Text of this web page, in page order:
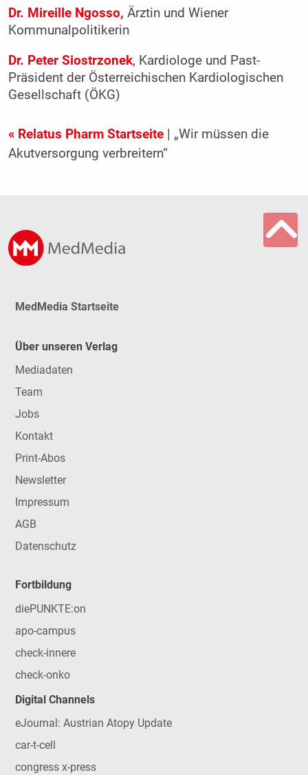
Dr. Mireille Ngosso, Ärztin und Wiener
Kommunalpolitikerin
Dr. Peter Siostrzonek, Kardiologe und Past-
Präsident der Österreichischen Kardiologischen
Gesellschaft (ÖKG)
« Relatus Pharm Startseite| „Wir müssen die
Akutversorgung verbreitern“
MedMedia Startseite
Über unseren Verlag
Mediadaten
Team
Jobs
Kontakt
Print-Abos
Newsletter
Impressum
AGB
Datenschutz
Fortbildung
diePUNKTE:on
apo-campus
check-innere
check-onko
Digital Channels
eJournal: Austrian Atopy Update
car-t-cell
congress x-press